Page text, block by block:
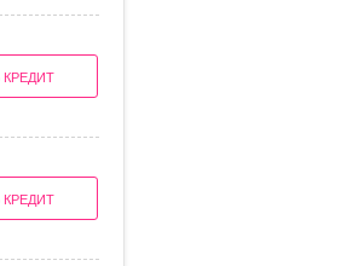
КРЕДИТ
КРЕДИТ